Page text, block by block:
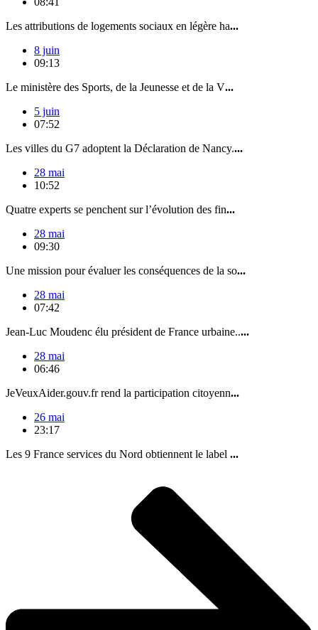
Les attributions de logements sociaux en légère ha...
8 juin
09:13
Le ministère des Sports, de la Jeunesse et de la V...
5 juin
07:52
Les villes du G7 adoptent la Déclaration de Nancy....
28 mai
10:52
Quatre experts se penchent sur l’évolution des fin...
28 mai
09:30
Une mission pour évaluer les conséquences de la so...
28 mai
07:42
Jean-Luc Moudenc élu président de France urbaine.....
28 mai
06:46
JeVeuxAider.gouv.fr rend la participation citoyenn...
26 mai
23:17
Les 9 France services du Nord obtiennent le label ...